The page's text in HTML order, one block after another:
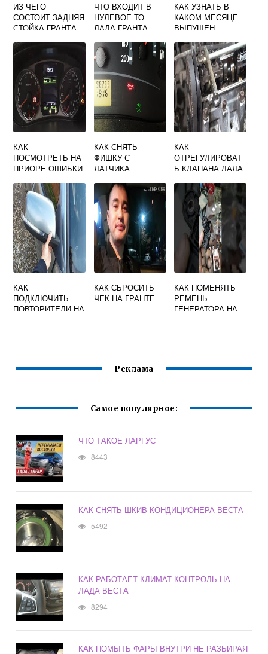
ИЗ ЧЕГО
СОСТОИТ ЗАДНЯЯ
СТОЙКА ГРАНТА
ЧТО ВХОДИТ В
НУЛЕВОЕ ТО
ЛАДА ГРАНТА
КАК УЗНАТЬ В
КАКОМ МЕСЯЦЕ
ВЫПУЩЕН
ЛАДА ПРИОРА
КАК
ПОСМОТРЕТЬ НА
ПРИОРЕ ОШИБКИ
КОМПЬЮТЕР
КАК СНЯТЬ
ФИШКУ С
ДАТЧИКА
МАСЛА ЛАДА
КАЛИНА
КАК
ОТРЕГУЛИРОВАТ
Ь КЛАПАНА ЛАДА
КЛАПАНОВ
КАК
ПОДКЛЮЧИТЬ
ПОВТОРИТЕЛИ НА
КАК СБРОСИТЬ
ЧЕК НА ГРАНТЕ
КАК ПОМЕНЯТЬ
РЕМЕНЬ
ГЕНЕРАТОРА НА
Реклама
Самое популярное:
ЧТО ТАКОЕ ЛАРГУС
8443
КАК СНЯТЬ ШКИВ КОНДИЦИОНЕРА ВЕСТА
5492
КАК РАБОТАЕТ КЛИМАТ КОНТРОЛЬ НА
ЛАДА ВЕСТА
8294
КАК ПОМЫТЬ ФАРЫ ВНУТРИ НЕ РАЗБИРАЯ